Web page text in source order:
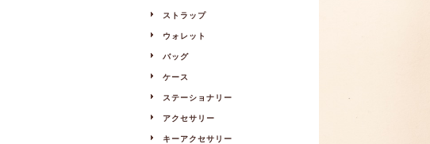
ストラップ
ウォレット
バッグ
ケース
ステーショナリー
アクセサリー
キーアクセサリー